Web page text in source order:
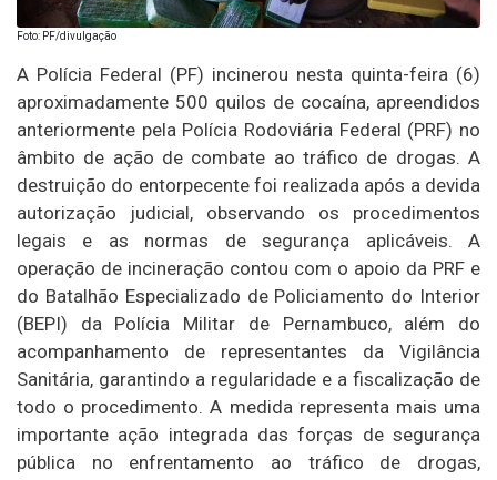
Foto: PF/divulgação
A Polícia Federal (PF) incinerou nesta quinta-feira (6)
aproximadamente 500 quilos de cocaína, apreendidos
anteriormente pela Polícia Rodoviária Federal (PRF) no
âmbito de ação de combate ao tráfico de drogas. A
destruição do entorpecente foi realizada após a devida
autorização judicial, observando os procedimentos
legais e as normas de segurança aplicáveis. A
operação de incineração contou com o apoio da PRF e
do Batalhão Especializado de Policiamento do Interior
(BEPI) da Polícia Militar de Pernambuco, além do
acompanhamento de representantes da Vigilância
Sanitária, garantindo a regularidade e a fiscalização de
todo o procedimento. A medida representa mais uma
importante ação integrada das forças de segurança
pública no enfrentamento ao tráfico de drogas,